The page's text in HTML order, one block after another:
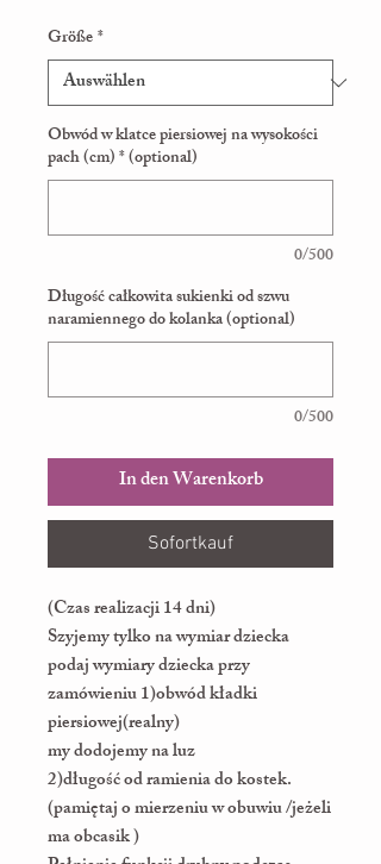
Größe*
Obwód w klatce piersiowej na wysokości
pach (cm) * (optional)
0/500
Długość całkowita sukienki od szwu
naramiennego do kolanka (optional)
0/500
In den Warenkorb
Sofortkauf
(Czas realizacji 14 dni)
Szyjemy tylko na wymiar dziecka
podaj wymiary dziecka przy
zamówieniu 1)obwód kładki
piersiowej(realny)
my dodojemy na luz
2)długość od ramienia do kostek.
(pamiętaj o mierzeniu w obuwiu /jeżeli
ma obcasik )